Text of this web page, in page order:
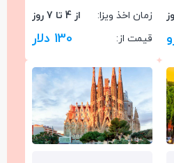
زمان اخذ ویزا:
از 4 تا 7 روز
قیمت از:
130 دلار